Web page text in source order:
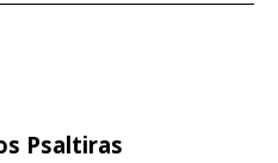
Psaltiras